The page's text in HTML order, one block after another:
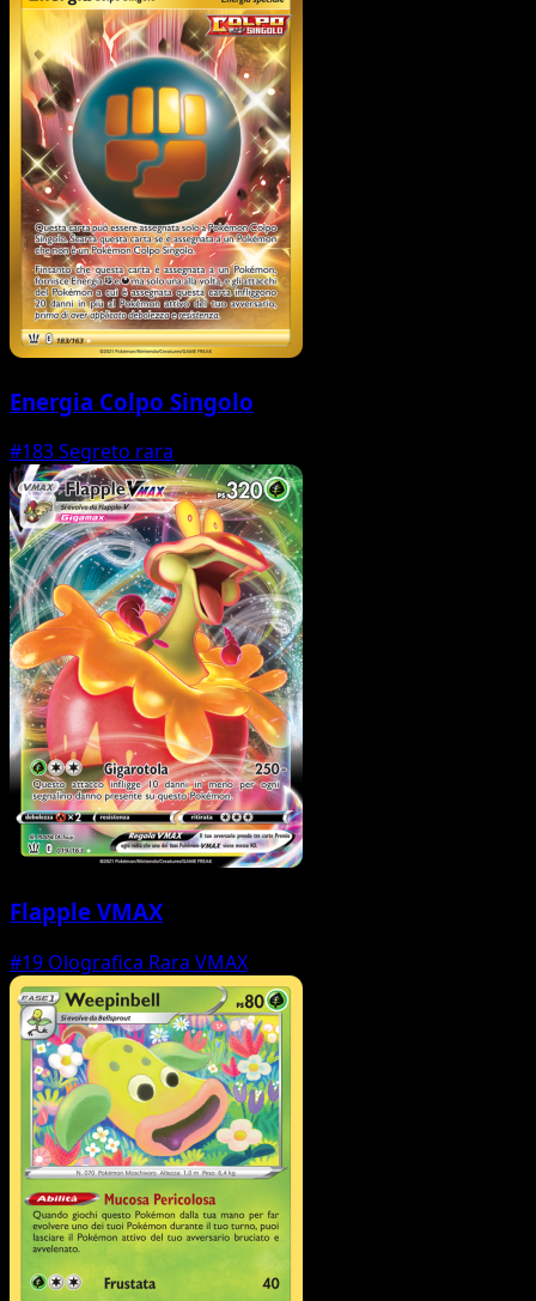
Energia Colpo Singolo
#183Segreto rara
Flapple VMAX
#19 Olografica Rara VMAX